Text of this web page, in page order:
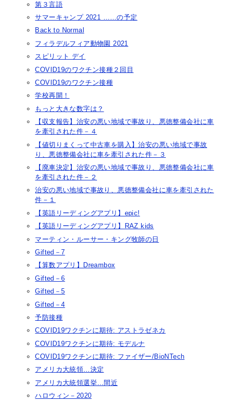
第３言語
サマーキャンプ 2021 ……の予定
Back to Normal
フィラデルフィア動物園 2021
スピリット デイ
COVID19のワクチン接種２回目
COVID19のワクチン接種
学校再開！
もっと大きな数字は？
【収支報告】治安の悪い地域で事故り、悪徳整備会社に車
を牽引された件－４
【値切りまくって中古車を購入】治安の悪い地域で事故
り、悪徳整備会社に車を牽引された件－３
【廃車決定】治安の悪い地域で事故り、悪徳整備会社に車
を牽引された件－２
治安の悪い地域で事故り、悪徳整備会社に車を牽引された
件－１
【英語リーディングアプリ】epic!
【英語リーディングアプリ】RAZ kids
マーティン・ルーサー・キング牧師の日
Gifted－7
【算数アプリ】Dreambox
Gifted－6
Gifted－5
Gifted－4
予防接種
COVID19ワクチンに期待: アストラゼネカ
COVID19ワクチンに期待: モデルナ
COVID19ワクチンに期待: ファイザー/BioNTech
アメリカ大統領…決定
アメリカ大統領選挙…間近
ハロウィン－2020